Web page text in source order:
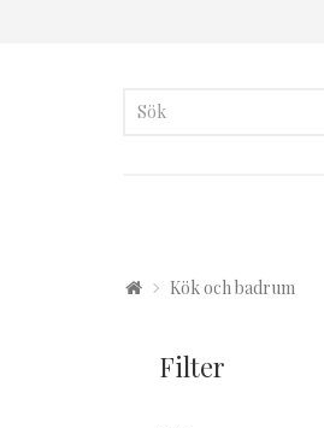
Kök och badrum
Filter